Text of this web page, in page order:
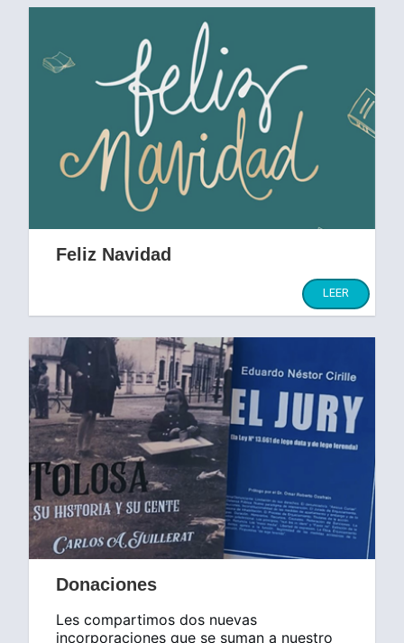
Feliz Navidad
LEER
Donaciones
Les compartimos dos nuevas
incorporaciones que se suman a nuestro